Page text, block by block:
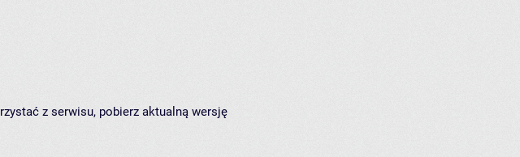
z serwisu, pobierz aktualną wersję